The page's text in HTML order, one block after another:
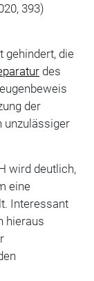
393)
gehindert, die
des
der
unzulässiger
wird deutlich,
eine
Interessant
hieraus